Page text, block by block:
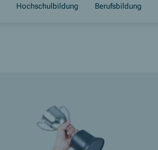
Hochschulbildung Berufsbildung